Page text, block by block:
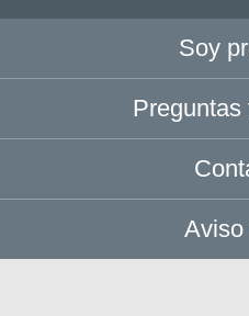
Soy
Preguntas
Aviso